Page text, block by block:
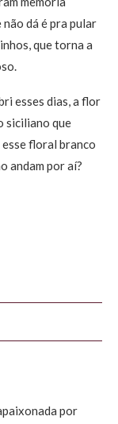
dá é pra pular
que torna a
esses dias, a flor
siciliano que
esse floral branco
andam por aí?
por